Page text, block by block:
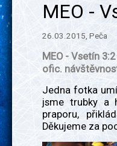
MEO -
26.03.2015, Peča
MEO - Vsetín
ofic.
Jedna fotka
jsme trubky a
praporu,
Děkujeme za